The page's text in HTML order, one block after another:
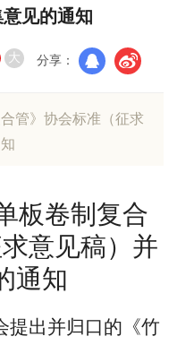
见的通知
大 分享：
管》协会标准（征求
板卷制复合
意见稿）并
通知
提出并归口的《竹